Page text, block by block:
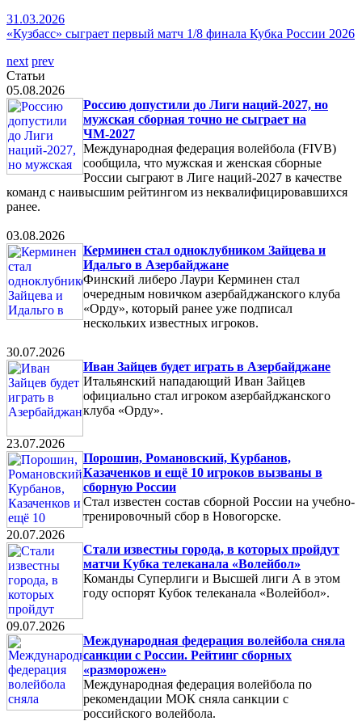
31.03.2026
«Кузбасс» сыграет первый матч 1/8 финала Кубка России 2026
next prev
Статьи
05.08.2026
Россию допустили до Лиги наций-2027, но
мужская сборная точно не сыграет на
ЧМ-2027
Международная федерация волейбола (FIVB)
сообщила, что мужская и женская сборные
России сыграют в Лиге наций-2027 в качестве
команд с наивысшим рейтингом из неквалифицировавшихся
ранее.
03.08.2026
Керминен стал одноклубником Зайцева и
Идальго в Азербайджане
Финский либеро Лаури Керминен стал
очередным новичком азербайджанского клуба
«Орду», который ранее уже подписал
нескольких известных игроков.
30.07.2026
Иван Зайцев будет играть в Азербайджане
Итальянский нападающий Иван Зайцев
официально стал игроком азербайджанского
клуба «Орду».
23.07.2026
Порошин, Романовский, Курбанов,
Казаченков и ещё 10 игроков вызваны в
сборную России
Стал известен состав сборной России на учебно-
тренировочный сбор в Новогорске.
20.07.2026
Стали известны города, в которых пройдут
матчи Кубка телеканала «Волейбол»
Команды Суперлиги и Высшей лиги А в этом
году оспорят Кубок телеканала «Волейбол».
09.07.2026
Международная федерация волейбола сняла
санкции с России. Рейтинг сборных
«разморожен»
Международная федерация волейбола по
рекомендации МОК сняла санкции с
российского волейбола.